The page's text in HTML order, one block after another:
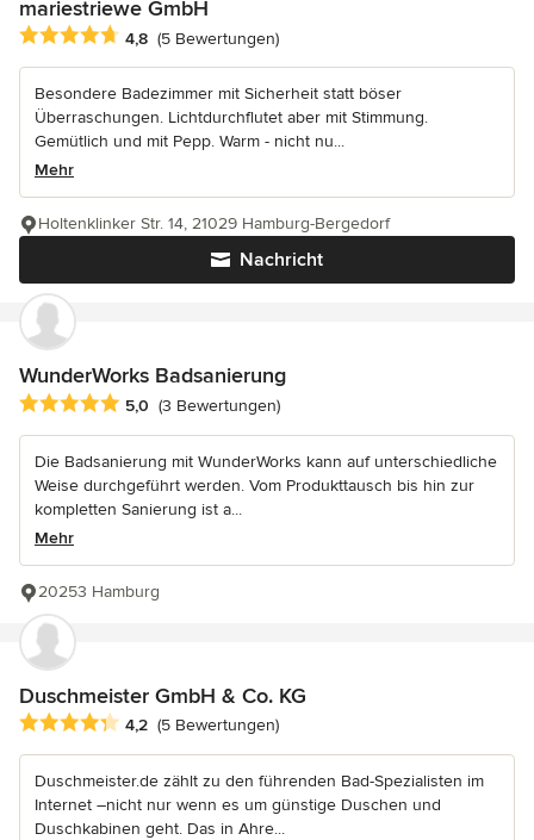
mariestriewe GmbH
Durchschnittliche Bewertung: 4.8 von 5 Sternen
4,8 (5 Bewertungen)
Besondere Badezimmer mit Sicherheit statt böser
Überraschungen. Lichtdurchflutet aber mit Stimmung.
Gemütlich und mit Pepp. Warm - nicht nu...
Mehr
Nachricht
Holtenklinker Str. 14, 21029 Hamburg-Bergedorf
WunderWorks Badsanierung
Durchschnittliche Bewertung: 5 von 5 Sternen
5,0 (3 Bewertungen)
Die Badsanierung mit WunderWorks kann auf unterschiedliche
Weise durchgeführt werden. Vom Produkttausch bis hin zur
kompletten Sanierung ist a...
Mehr
20253 Hamburg
Duschmeister GmbH & Co. KG
Durchschnittliche Bewertung: 4.2 von 5 Sternen
4,2 (5 Bewertungen)
Duschmeister.de zählt zu den führenden Bad-Spezialisten im
Internet –nicht nur wenn es um günstige Duschen und
Duschkabinen geht. Das in Ahre...